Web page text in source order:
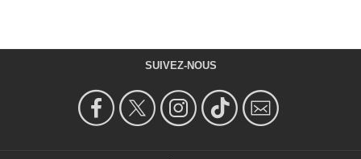
SUIVEZ-NOUS